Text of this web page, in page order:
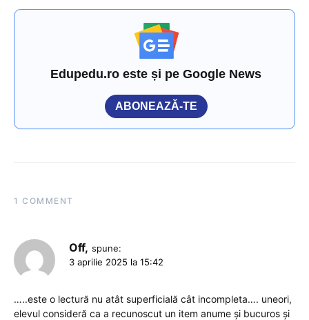
Edupedu.ro este și pe Google News
ABONEAZĂ-TE
1 COMMENT
Off, spune:
3 aprilie 2025 la 15:42
…..este o lectură nu atât superficială cât incompleta…. uneori,
elevul consideră ca a recunoscut un item anume și bucuros și